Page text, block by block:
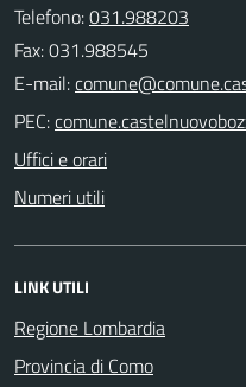
Telefono:031.988203
Fax: 031.988545
E-mail:
PEC:
Uffici e orari
Numeri utili
LINK UTILI
Regione Lombardia
Provincia di Como